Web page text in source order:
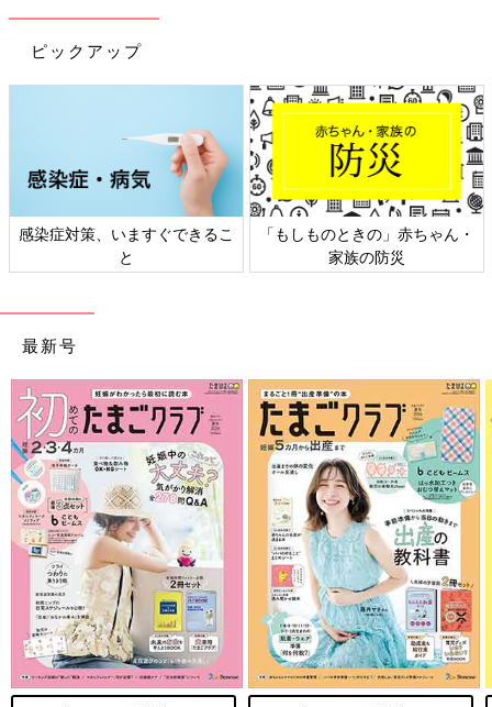
ピックアップ
日本外来小児科学会リーフレッ
ト検討会
六星占術 細木かおりさんの人生
相談
最新号